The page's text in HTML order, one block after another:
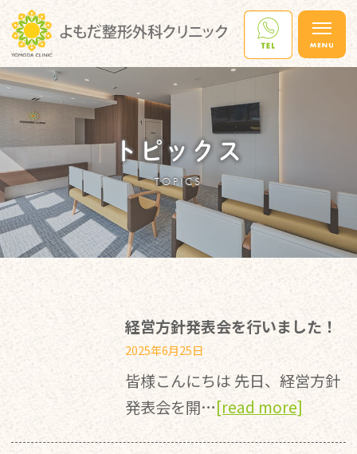
トピックス
TOPICS
経営方針発表会を行いました！
2025年6月25日
皆様こんにちは 先日、経営方針
発表会を開…[read more]